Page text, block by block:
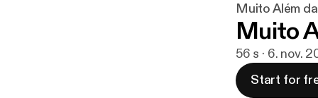
Muito Além
Muito
56 s · 6. nov.
Start for